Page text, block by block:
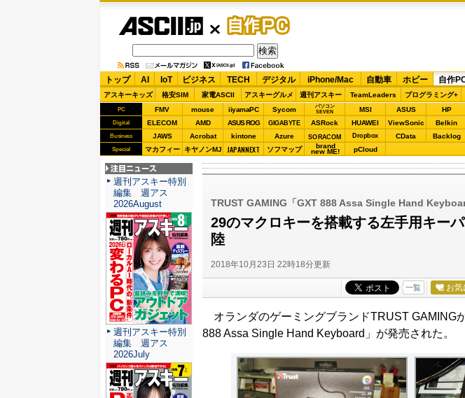
自作PC
トップ AI IoT ビジネス TECH デジタル iPhone/Mac 自動車 ホビー 自作
アスキーキッズ 格安SIM 家電ASCII アスキーグルメ 週刊アスキー TeamLeaders プログラミング+
PC FMV mouse iiyamaPC Sycom
パソコン
SEVEN
MSI ASUS HP
Digital ELECOM AMD ASUS ROG GIGABYTE ASRock HUAWEI ViewSonic Belkin
Business JAWS Acrobat kintone Azure SORACOM Dropbox CData Backlog
Special マカフィー キヤノンMJ JAPANNEXT ソフマップ brand
new ME! pCloud
TRUST GAMING「GXT 888 Assa Single Hand
29のマクロキーを搭載する左手用キー
陸
2018年10月23日 22時18分更新
一覧 お気
オランダのゲーミングブランドTRUST GAMING
888 Assa Single Hand Keyboard」が発売された。
注目ニュース
週刊アスキー特別
編集 週アス
2026August
週刊アスキー特別
編集 週アス
2026July